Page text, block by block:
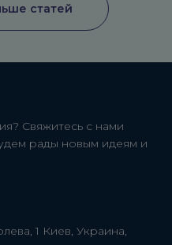
статей
Свяжитесь с нами
рады новым идеям и
1 Киев, Украина,